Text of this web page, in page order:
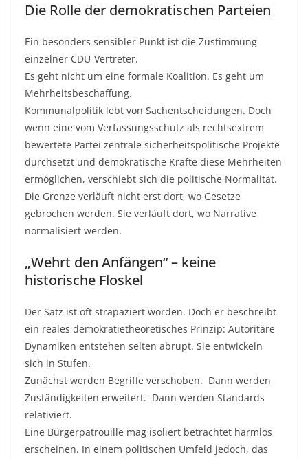
Die Rolle der demokratischen Parteien
Ein besonders sensibler Punkt ist die Zustimmung
einzelner CDU-Vertreter.
Es geht nicht um eine formale Koalition. Es geht um
Mehrheitsbeschaffung.
Kommunalpolitik lebt von Sachentscheidungen. Doch
wenn eine vom Verfassungsschutz als rechtsextrem
bewertete Partei zentrale sicherheitspolitische Projekte
durchsetzt und demokratische Kräfte diese Mehrheiten
ermöglichen, verschiebt sich die politische Normalität.
Die Grenze verläuft nicht erst dort, wo Gesetze
gebrochen werden. Sie verläuft dort, wo Narrative
normalisiert werden.
„Wehrt den Anfängen“ – keine
historische Floskel
Der Satz ist oft strapaziert worden. Doch er beschreibt
ein reales demokratietheoretisches Prinzip: Autoritäre
Dynamiken entstehen selten abrupt. Sie entwickeln
sich in Stufen.
Zunächst werden Begriffe verschoben. Dann werden
Zuständigkeiten erweitert. Dann werden Standards
relativiert.
Eine Bürgerpatrouille mag isoliert betrachtet harmlos
erscheinen. In einem politischen Umfeld jedoch, das